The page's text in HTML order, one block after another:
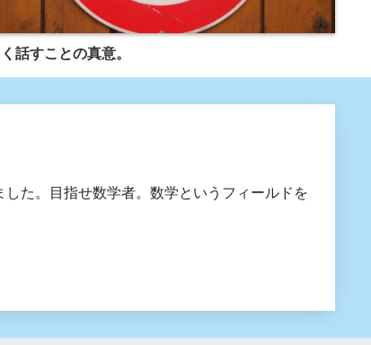
話すことの真意。
た。目指せ数学者。数学というフィールドを